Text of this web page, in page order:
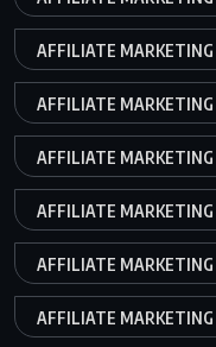
AFFILIATE
AFFILIATE MARKETING
AFFILIATE MARKETING
AFFILIATE MARKETING
AFFILIATE MARKETING
AFFILIATE